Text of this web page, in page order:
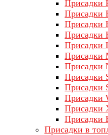
Присадки
Присадки
Присадки
Присадки
Присадки
Присадки
Присадки
Присадки
Присадки
Присадки
Присадки
Присадки в